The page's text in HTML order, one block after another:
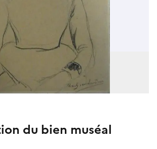
du bien muséal